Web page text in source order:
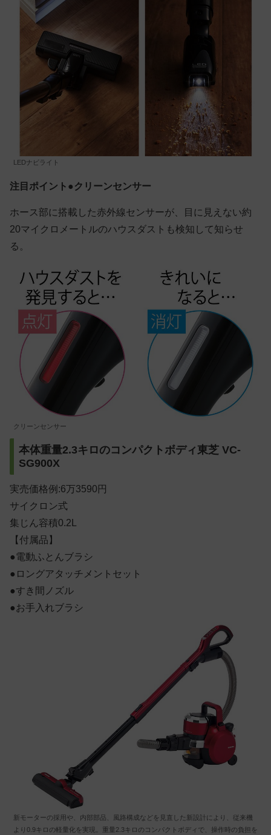
LEDナビライト
注目ポイント●クリーンセンサー
ホース部に搭載した赤外線センサーが、目に見えない約
20マイクロメートルのハウスダストも検知して知らせ
る。
クリーンセンサー
本体重量2.3キロのコンパクトボディ東芝 VC-
SG900X
実売価格例:6万3590円
サイクロン式
集じん容積0.2L
【付属品】
●電動ふとんブラシ
●ロングアタッチメントセット
●すき間ノズル
●お手入れブラシ
新モーターの採用や、内部部品、風路構成などを見直した新設計により、従来機
より0.9キロの軽量化を実現。重量2.3キロのコンパクトボディで、操作時の負担を